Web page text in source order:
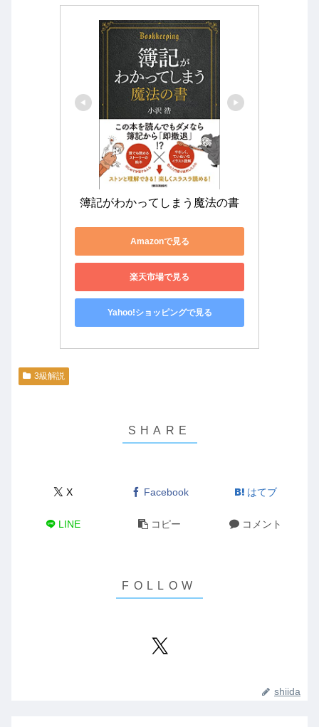
簿記がわかってしまう魔法の書
Amazonで見る
楽天市場で見る
Yahoo!ショッピングで見る
3級解説
X Facebook はてブ
LINE コピー コメント
shiida